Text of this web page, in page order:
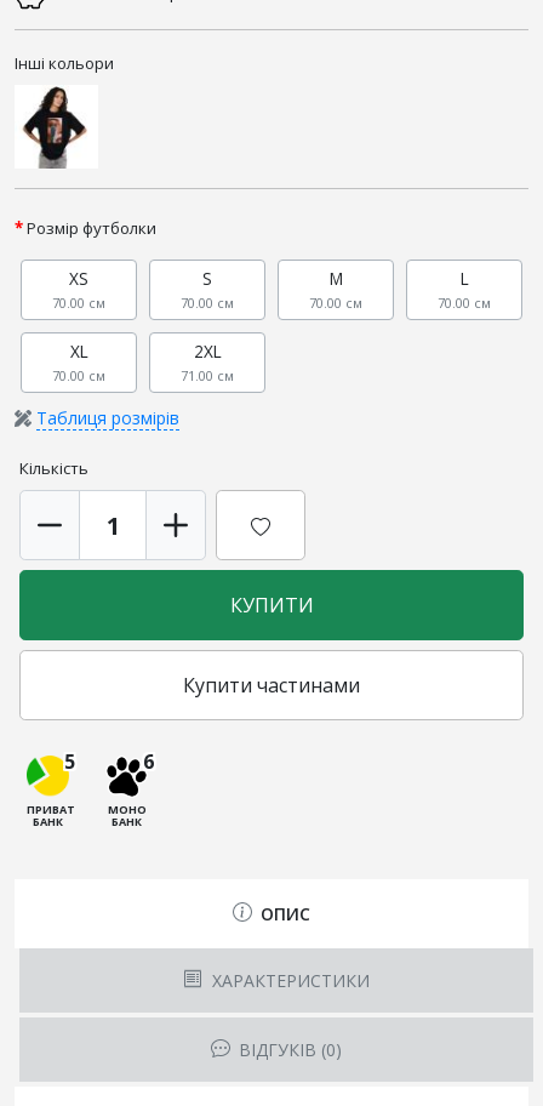
Інші кольори
Розмір футболки
XS
70.00 см
S
70.00 см
M
70.00 см
L
70.00 см
XL
70.00 см
2XL
71.00 см
Таблиця розмірів
Кількість
КУПИТИ
Купити частинами
5
ПРИВАТ
БАНК
6
МОНО
БАНК
ОПИС
ХАРАКТЕРИСТИКИ
ВІДГУКІВ (0)